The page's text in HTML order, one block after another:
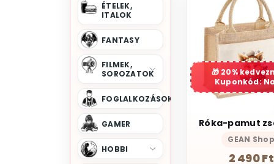
ÉTELEK,
ITALOK
FANTASY
FILMEK,
SOROZATOK
FOGLALKOZÁSOK
GAMER
HOBBI
20%
Kuponkód:
GEAN
2 490 Ft